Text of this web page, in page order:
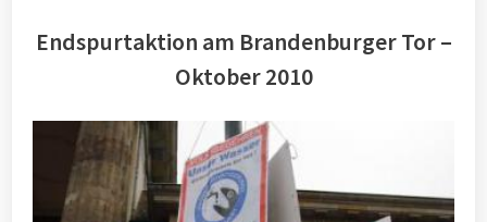
Endspurtaktion am Brandenburger Tor –
Oktober 2010